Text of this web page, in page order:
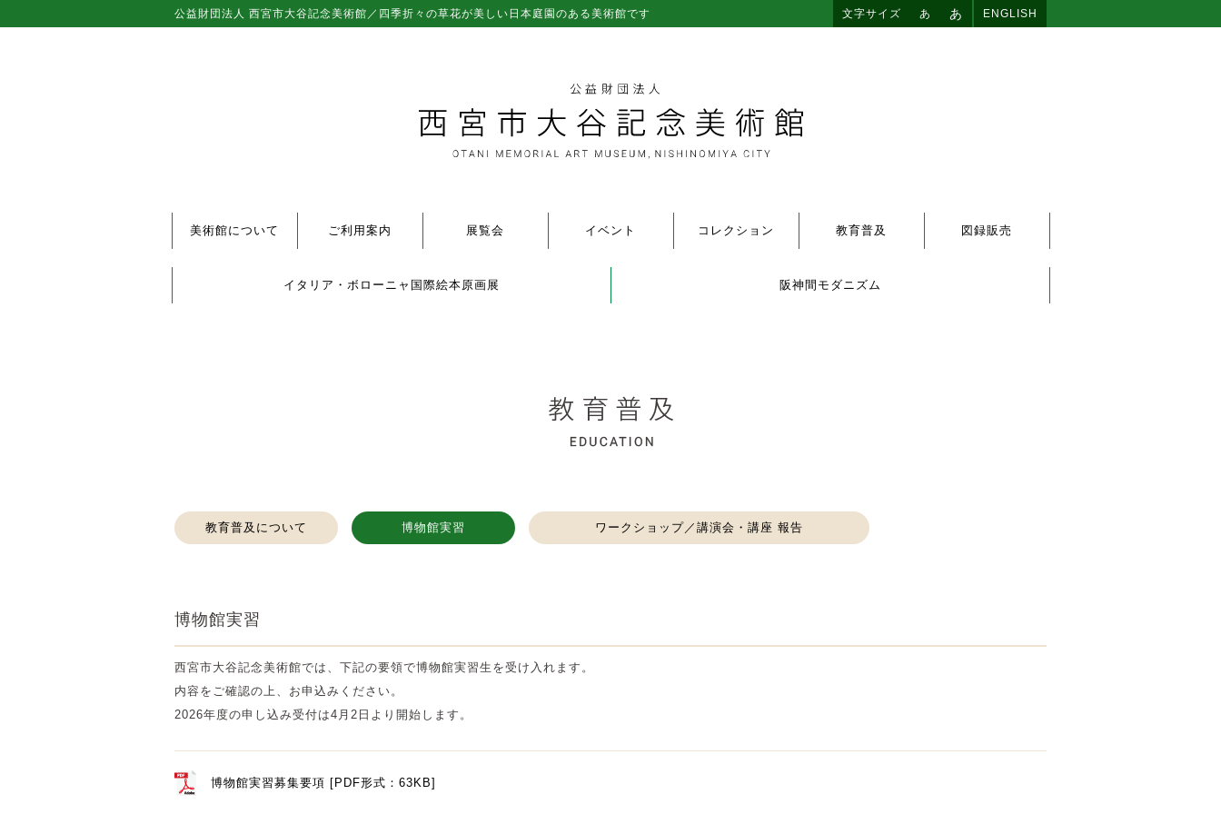
公益財団法人 西宮市大谷記念美術館／四季折々の草花が美しい日本庭園のある美術館です 文字サイズ あ あ ENGLISH
美術館について ご利用案内 展覧会 イベント コレクション 教育普及 図録販売
イタリア・ボローニャ国際絵本原画展 阪神間モダニズム
教育普及について 博物館実習 ワークショップ／講演会・講座 報告
博物館実習
西宮市大谷記念美術館では、下記の要領で博物館実習生を受け入れます。
内容をご確認の上、お申込みください。
2026年度の申し込み受付は4月2日より開始します。
博物館実習募集要項 [PDF形式：63KB]